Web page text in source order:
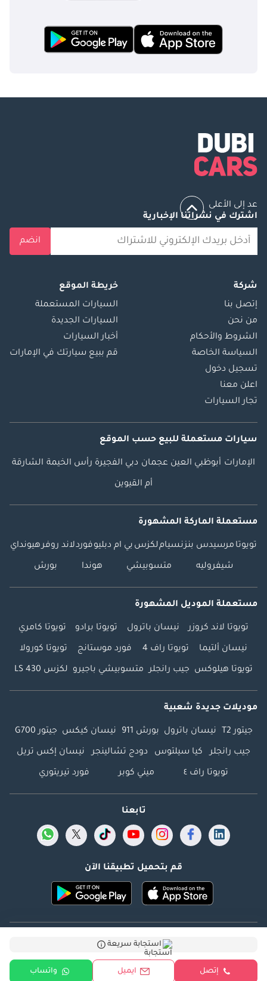
التسجيل (سيتم
توضيح الشروط
بيع سيارتك: املأ
مع التسويات البنكية
المبكرة.
▔▔▔▔▔▔▔▔▔▔
استجابة سريعة
إتصل ايميل واتساب
عد إلى الأعلى
اشترك في نشراتنا الإخبارية
انضم
شركة
إتصل بنا
من نحن
الشروط والأحكام
السياسة الخاصة
تسجيل دخول
اعلن معنا
تجار السيارات
خريطة الموقع
السيارات المستعملة
السيارات الجديدة
أخبار السيارات
قم ببيع سيارتك في الإمارات
سيارات مستعملة للبيع حسب الموقع
الإمارات أبوظبي العين عجمان دبي الفجيرة رأس الخيمة الشارقة
أم القيوين
مستعملة الماركة المشهورة
تويوتا مرسيدس بنزنسياملكزس بي ام دبليوفوردلاند روفرهيونداي
شيفروليه متسوبيشي هوندا بورش
مستعملة الموديل المشهورة
تويوتا لاند كروزر نيسان باترول تويوتا برادو تويوتا كامري
نيسان ألتيما تويوتا راف 4 فورد موستانج تويوتا كورولا
تويوتا هيلوكس جيب رانجلر متسوبيشي باجيرو لكزس LS 430
موديلات جديدة شعبية
جيتور T2 نيسان باترول بورش 911 نيسان كيكس جيتور G700
جيب رانجلر كيا سيلتوس دودج تشالينجر نيسان إكس تريل
تويوتا راف ٤ ميني كوبر فورد تيريتوري
تابعنا
قم بتحميل تطبيقنا الآن
Dubicars.com @ 2026. جميع الحقوق محفوظة.
العنوان: 2114 ، برج شذى ، المدينة الإعلامية ، دبي ، الإمارات